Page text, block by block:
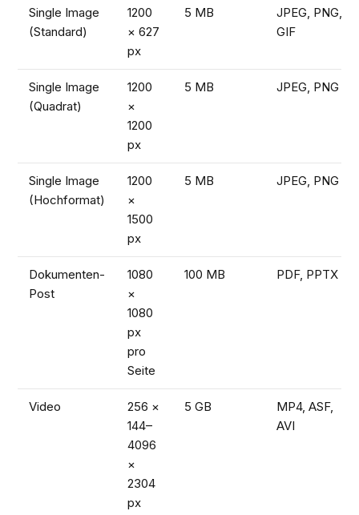
Single Image
(Standard)
1200
× 627
px
5 MB
JPEG, PNG,
GIF
Single Image
(Quadrat)
1200
×
1200
px
5 MB JPEG, PNG
Single Image
(Hochformat)
1200
×
1500
px
5 MB JPEG, PNG
Dokumenten-
Post
1080
×
1080
px
pro
Seite
100 MB PDF, PPTX
Video
256 ×
144–
4096
×
2304
px
5 GB
MP4, ASF,
AVI